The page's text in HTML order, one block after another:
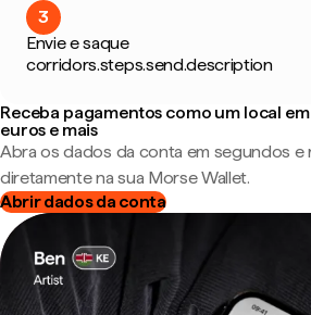
3
Envie e saque
corridors.steps.send.description
Receba pagamentos como um local
euros e mais
Abra os dados da conta em segundos e
diretamente na sua Morse Wallet.
Abrir dados da conta